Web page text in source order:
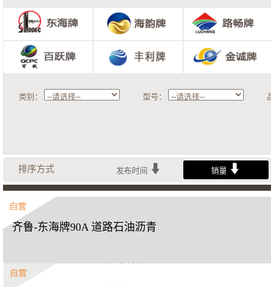
类别： 型号：
排序方式 发布时间 销量
齐鲁-东海牌90A 道路石油沥青